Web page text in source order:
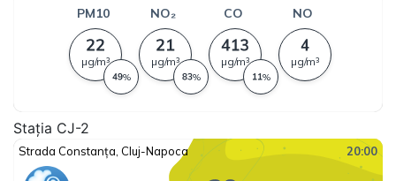
Stația CJ-2